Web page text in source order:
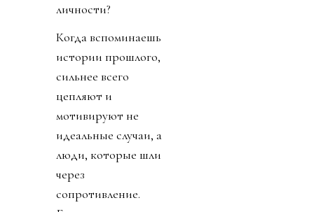
личности?
Когда вспоминаешь
истории прошлого,
сильнее всего
цепляют и
мотивируют не
идеальные случаи, а
люди, которые шли
через
сопротивление.